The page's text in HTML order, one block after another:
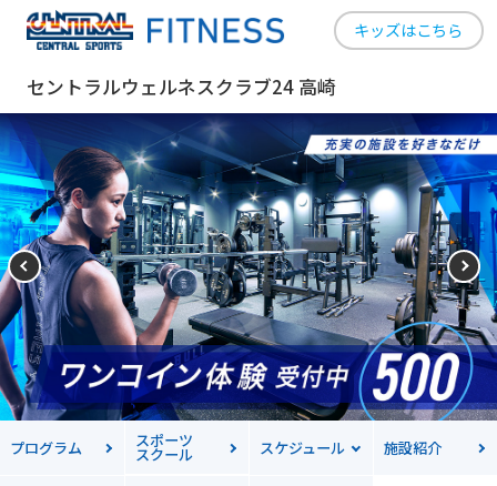
キッズはこちら
セントラルウェルネスクラブ24 高崎
プログラム スポーツ
スクール スケジュール 施設紹介